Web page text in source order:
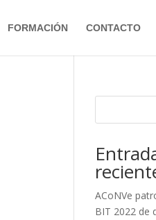
FORMACIÓN CONTACTO
ACoNVe
BIT 2022 de